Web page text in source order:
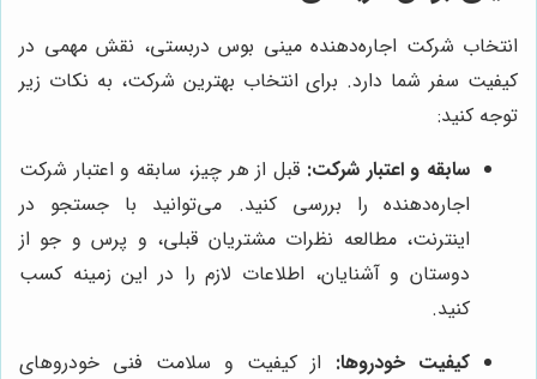
انتخاب شرکت اجاره‌دهنده مینی بوس دربستی، نقش مهمی در
کیفیت سفر شما دارد. برای انتخاب بهترین شرکت، به نکات زیر
توجه کنید:
سابقه و اعتبار شرکت: قبل از هر چیز، سابقه و اعتبار شرکت
اجاره‌دهنده را بررسی کنید. می‌توانید با جستجو در
اینترنت، مطالعه نظرات مشتریان قبلی، و پرس و جو از
دوستان و آشنایان، اطلاعات لازم را در این زمینه کسب
کنید.
کیفیت خودروها: از کیفیت و سلامت فنی خودروهای